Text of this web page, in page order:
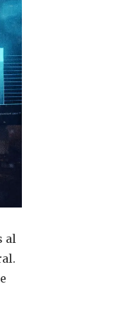
al